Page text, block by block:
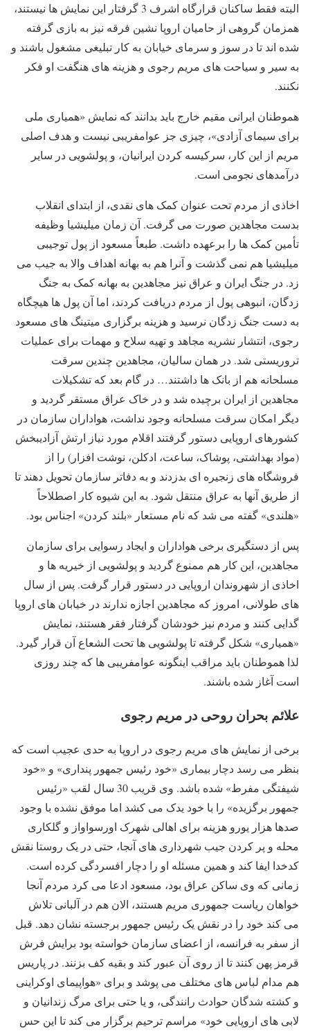
البته فقط ساکنان قرارگاه اشرف 3 گرفتار این نمایش ها نیستند،
همزمان گروهی از حامیان اروپا نشین فرقه نیز به بازی گرفته
شده اند تا در سوز و سرمای خیابان به کار تبلیغی مشغول باشند و
به سیر و سیاحت های مریم رجوی و هزینه های هنگفت او فکر
نکنند.
هموطنان ایرانی مقیم خارج باید بدانند که نمایش «همیاری ملی
برای سیمای آزادی»، چیزی جز عوامفریبی نیست و هدف اصلی
مریم از این کار، سرکیسه کردن ایرانیان، و پولشویی در سایر
درآمدهای نجومی است.
اخاذی از مردم تحت عنوان کمک های نقدی، از ابتدای انقلاب
بدست مجاهدین صورت می گرفت. آن زمان میلیشیا وظیفه
تأمین کمک ها را برعهده داشت. طبعاً مسعود از پول توجیبی
میلیشیا هم نمی گذشت و آنرا هم به بهانه اهداف والا به جیب می
زد. در جنگ ایران و عراق نیز مجاهدین به بهانه کمک به جنگ
زدگان، انبوهی پول از مردم دریافت کردند، اما آن پول ها هیچگاه
به دست جنگ زدگان نرسید و هزینه برگزاری میتینگ های مسعود
رجوی، انتشار نشریه مجاهد و تهیه سلاح و مهمات برای عملیات
تروریستی شد. در همان سالیان، مجاهدین چندین سرقت
مسلحانه هم از بانک ها داشتند… در گام بعد که تشکیلات
مجاهدین از ایران برچیده شد و در خاک عراق مستقر گردید و
دیگر امکان سرقت مسلحانه وجود نداشت، هواداران سازمان در
کشورهای اروپایی دستور گرفتند اقلام مورد نیاز ارتش آزادیبخش
(مواد بهداشتی، پوشاک، ساعت، ادکلن، نوشت افزار) را از
فروشگاه های زنجیره ای بدزدند و به دفاتر سازمان تحویل دهند تا
از طریق آنها به عراق منتقل شود. به این شیوه کار اصطلاحاً
«هلندی» گفته می شد که نام مستعار «بلند کردن» اجناس بود.
پس از دستگیری برخی هواداران و ایجاد رسوایی برای سازمان
مجاهدین، این کار هم ممنوع گردید و پولشویی از خیریه ها و
اخاذی از شهروندان اروپایی در دستور قرار گرفت. پس از سال
های طولانی، امروز که مجاهدین اجازه ندارند در خیابان های اروپا
گدایی کنند و مردم نیز خودشان گرفتار فقر هستند، نمایش
«همیاری» شکل گرفته تا پولشویی ها تحت الشعاع آن قرار گیرد.
لذا هموطنان باید مراقب اینگونه عوامفریبی ها که چند روزی
است آغاز شده باشند.
علائم بحران روحی در مریم رجوی
برخی از نمایش های مریم رجوی در اروپا به حدی عجیب است که
بنظر می رسد دچار بیماری «خود رئیس جمهور پنداری» و «خود
شیفتگی مفرط» شده باشد. وی قریب 30 سال لقب «رئیس
جمهور برگزیده» را با خود یدک می کشد اما موفق نشده با وجود
صدها هزار یورو هزینه برای اهالی شهرک اورسواواز و گلکاری
محله و پر کردن جیب شهرداری های آنجا، حتی در یک روستا نقش
کدخدا ایفا کند و همین مسئله او را دچار افسردگی کرده است.
زمانی که وی ساکن عراق بود، مسعود ادعا می کرد مردم آنجا
خواهان ریاست جمهوری مریم هستند، الان هم در آلبانی تلاش
می کند خود را در نقش یک رئیس جمهور برجسته نشان دهد. قبل
از سفر به فرانسه، از اعضای سازمان خواسته بود برایش فرش
قرمز پهن کنند تا از روی آن عبور کند و بقیه کف بزنند. در پاریس
هم مدام لباس های مختلف می پوشد و برای «هواپیمای اوکراینی
و کشته شدگان حوادث رانندگی، و یا حتی برای مرگ زندانیان و
لابی های اروپایی خود» مراسم ترحیم برگزار می کند تا این حس